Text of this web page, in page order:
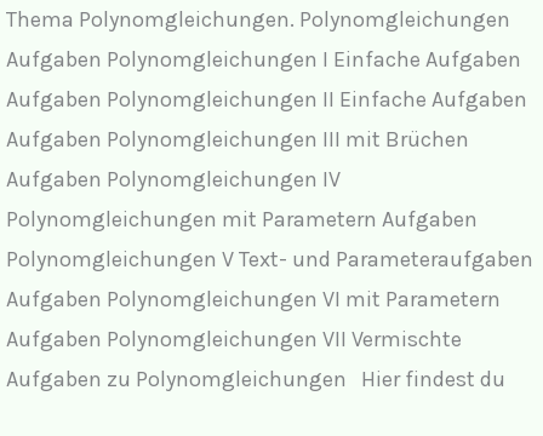
Thema Polynomgleichungen. Polynomgleichungen
Aufgaben Polynomgleichungen I Einfache Aufgaben
Aufgaben Polynomgleichungen II Einfache Aufgaben
Aufgaben Polynomgleichungen III mit Brüchen
Aufgaben Polynomgleichungen IV
Polynomgleichungen mit Parametern Aufgaben
Polynomgleichungen V Text- und Parameteraufgaben
Aufgaben Polynomgleichungen VI mit Parametern
Aufgaben Polynomgleichungen VII Vermischte
Aufgaben zu Polynomgleichungen Hier findest du